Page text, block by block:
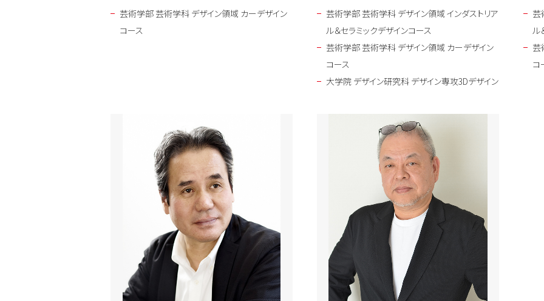
芸術学部 芸術学科 デザイン領域 カーデザイン
コース
芸術学部 芸術学科 デザイン領域 インダストリア
ル＆セラミックデザインコース
芸術学部 芸術学科 デザイン領域 カーデザイン
コース
大学院 デザイン研究科 デザイン専攻3Dデザイン
芸
ル
芸
コ